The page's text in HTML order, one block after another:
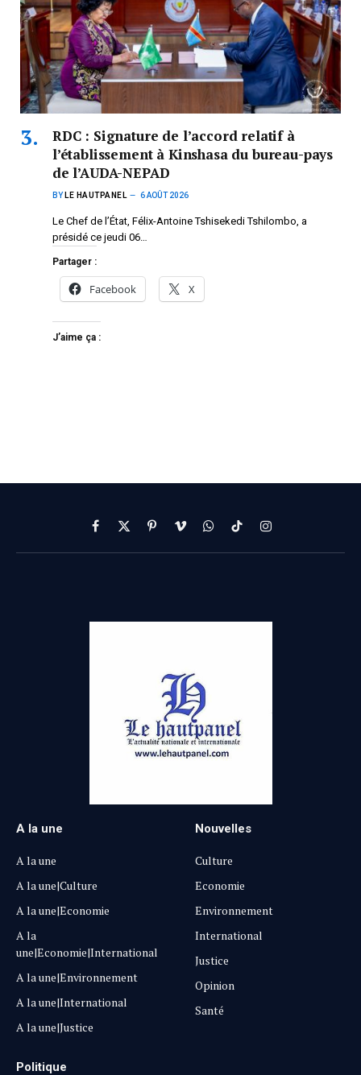
RDC : Signature de l’accord relatif à
l’établissement à Kinshasa du bureau-pays
de l’AUDA-NEPAD
BY LE HAUTPANEL 6 AOÛT 2026
Le Chef de l’État, Félix-Antoine Tshisekedi Tshilombo, a
présidé ce jeudi 06…
Partager :
Facebook X
J’aime ça :
Facebook
X
(Twitter)
PinterestVimeoWhatsApp
TikTokInstagram
A la une
A la une
A la une|Culture
A la une|Economie
A la
une|Economie|International
A la une|Environnement
A la une|International
A la une|Justice
Nouvelles
Culture
Economie
Environnement
International
Justice
Opinion
Santé
Politique